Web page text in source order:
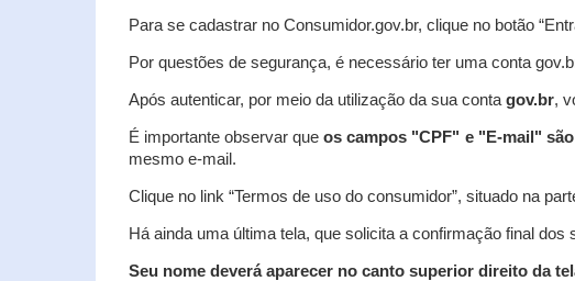
Para se cadastrar no Consumidor.gov.br, clique no botão
Por questões de segurança, é necessário ter uma conta
Após autenticar, por meio da utilização da sua conta gov.br,
É importante observar queos campos "CPF" e "E-mail"
mesmo e-mail.
Clique no link “Termos de uso do consumidor”, situado na
Há ainda uma última tela, que solicita a confirmação final
Seu nome deverá aparecer no canto superior direito da